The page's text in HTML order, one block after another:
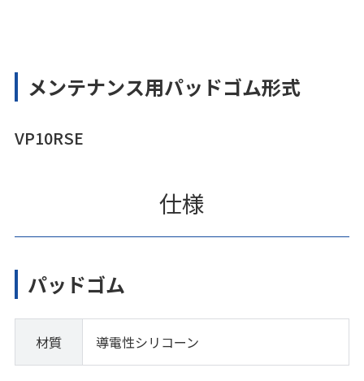
メンテナンス用パッドゴム形式
VP10RSE
仕様
パッドゴム
材質 導電性シリコーン